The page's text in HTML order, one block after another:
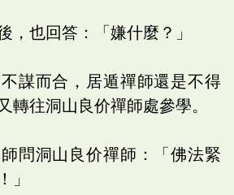
，也回答：「嫌什麼？」
謀而合，居遁禪師還是不得
轉往洞山良价禪師處參學。
問洞山良价禪師：「佛法緊
」